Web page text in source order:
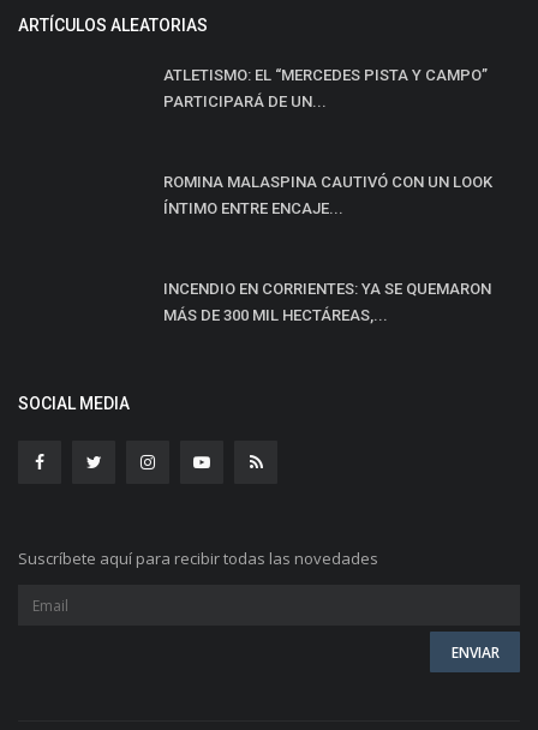
ARTÍCULOS ALEATORIAS
ATLETISMO: EL “MERCEDES PISTA Y CAMPO”
PARTICIPARÁ DE UN...
ROMINA MALASPINA CAUTIVÓ CON UN LOOK
ÍNTIMO ENTRE ENCAJE...
INCENDIO EN CORRIENTES: YA SE QUEMARON
MÁS DE 300 MIL HECTÁREAS,...
SOCIAL MEDIA
Suscríbete aquí para recibir todas las novedades